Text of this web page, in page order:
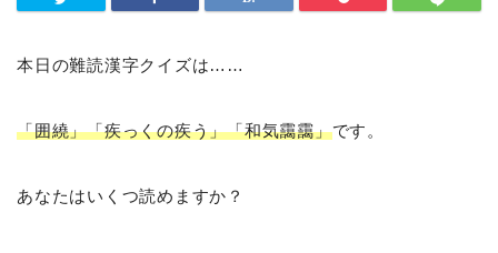
本日の難読漢字クイズは……
「囲繞」「疾っくの疾う」「和気靄靄」です。
あなたはいくつ読めますか？